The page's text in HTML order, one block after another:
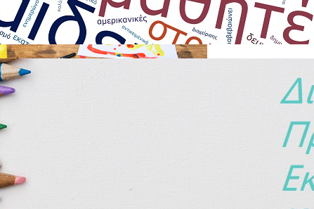
Καρδίτσας διοργανώνει φέτος τον Διαγωνισμό
«Χειροτεχνώντας
μονάδα θα δημιουργήσει τρισδιάστατα χριστουγεννιάτικα
και θα τα στείλει στη Διεύθυνση, η οποία θα βραβεύσει τις
και τρεις από τα Δημοτικά σχολεία.
που θα συγκεντρωθούν στη Διεύθυνση Πρωτοβάθμιας Εκπαίδευσης
ή όχι, θα στολίσουν στη συνέχεια το Χριστουγεννιάτικο
Πλατεία σε μικρή εκδήλωση με τους ίδιους τους μαθητές και τις